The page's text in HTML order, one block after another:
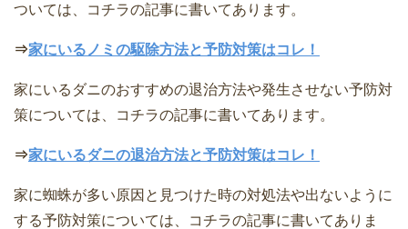
ついては、コチラの記事に書いてあります。
⇒家にいるノミの駆除方法と予防対策はコレ！
家にいるダニのおすすめの退治方法や発生させない予防対
策については、コチラの記事に書いてあります。
⇒家にいるダニの退治方法と予防対策はコレ！
家に蜘蛛が多い原因と見つけた時の対処法や出ないように
する予防対策については、コチラの記事に書いてありま